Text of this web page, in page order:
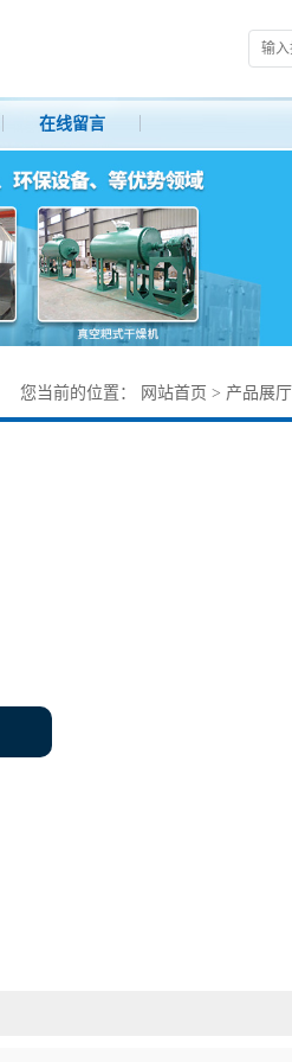
在线留言
您当前的位置： 网站首页 > 产品展厅